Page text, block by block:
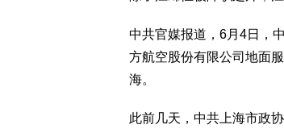
中共官媒报道，6月4日，
方航空股份有限公司地面
海。
此前几天，中共上海市政